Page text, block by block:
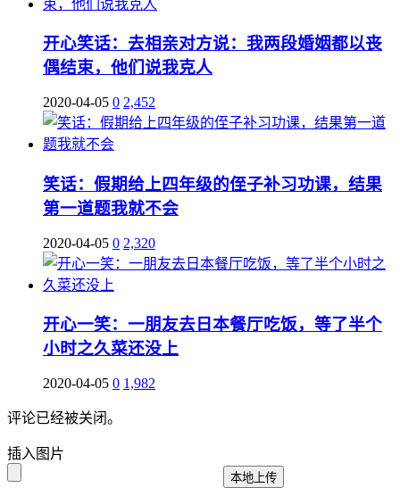
开心笑话：去相亲对方说：我两段婚姻都以丧
偶结束，他们说我克人
2020-04-05 0 2,452
笑话：假期给上四年级的侄子补习功课，结果
第一道题我就不会
2020-04-05 0 2,320
开心一笑：一朋友去日本餐厅吃饭，等了半个
小时之久菜还没上
2020-04-05 0 1,982
评论已经被关闭。
插入图片
本地上传